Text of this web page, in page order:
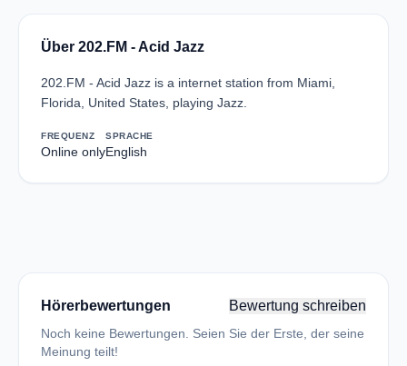
Über 202.FM - Acid Jazz
202.FM - Acid Jazz is a internet station from Miami,
Florida, United States, playing Jazz.
FREQUENZ
Online only
SPRACHE
English
Hörerbewertungen Bewertung schreiben
Noch keine Bewertungen. Seien Sie der Erste, der seine
Meinung teilt!